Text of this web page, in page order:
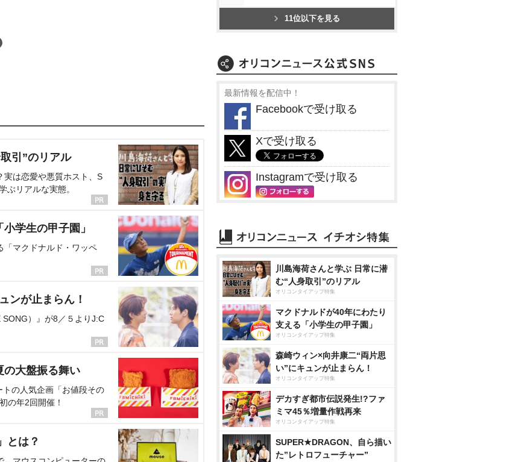
引”のリアル
実は恋愛や悪質ホスト、S
ぶリアルな実態。
学生の甲子園」
「マクドナルド・ワッペ
ンが止まらん！
）』が8／５よりJ:C
の大盤振る舞い
の人気企画「お値段その
の年2回開催！
とは？
11位以下を見る
最新情報を配信中！
Facebookで受け取る
Xで受け取る
Instagramで受け取る
川島海荷さんと学ぶ 日常に潜
む“人身取引”のリアル
オリコンタイアップ特集
マクドナルドが40年にわたり
支える「小学生の甲子園」
オリコンタイアップ特集
森崎ウィン×向井康二“両片思
い”にキュンが止まらん！
オリコンタイアップ特集
デカすぎ都市伝説発生!?ファ
ミマ45％増量作戦再来
オリコンタイアップ特集
SUPER★DRAGON、自ら描い
た”レトロフューチャー”